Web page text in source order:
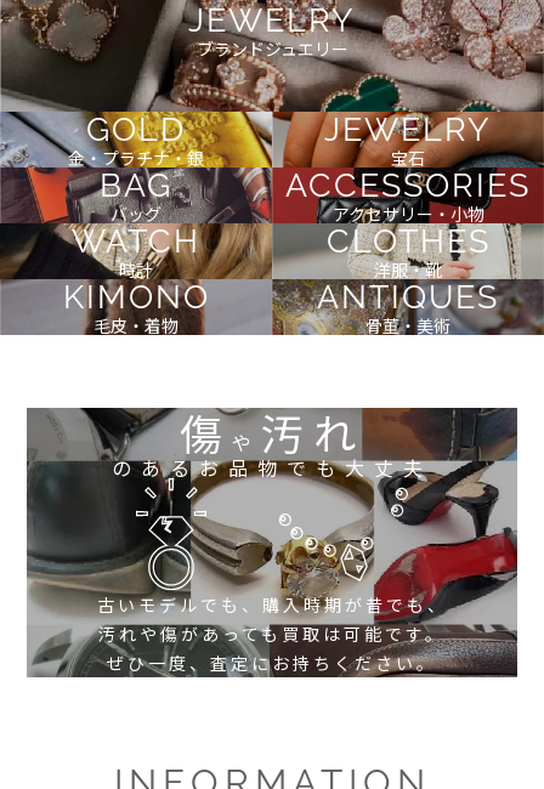
JEWELRY
ブランドジュエリー
GOLD
金・プラチナ・銀
JEWELRY
宝石
BAG
バッグ
ACCESSORIES
アクセサリー・小物
WATCH
時計
CLOTHES
洋服・靴
KIMONO
毛皮・着物
ANTIQUES
骨董・美術
傷や 汚れ
のあるお品物でも大丈夫
古いモデルでも、購入時期が昔でも、
汚れや傷があっても買取は可能です。
ぜひ一度、査定にお持ちください。